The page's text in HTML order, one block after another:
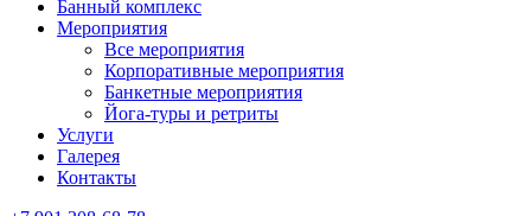
Банный комплекс
Мероприятия
Все мероприятия
Корпоративные мероприятия
Банкетные мероприятия
Йога-туры и ретриты
Услуги
Галерея
Контакты